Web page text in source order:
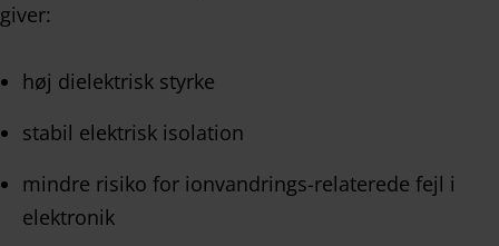
giver:
høj dielektrisk styrke
stabil elektrisk isolation
mindre risiko for ionvandrings-relaterede fejl i
elektronik